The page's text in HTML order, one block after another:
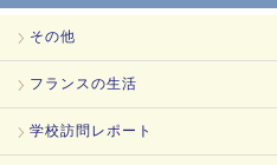
その他
フランスの生活
学校訪問レポート